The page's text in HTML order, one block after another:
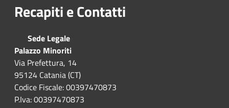
Recapiti e Contatti
Sede Legale
Palazzo Minoriti
Via Prefettura, 14
95124 Catania (CT)
Codice Fiscale: 00397470873
P.Iva: 00397470873